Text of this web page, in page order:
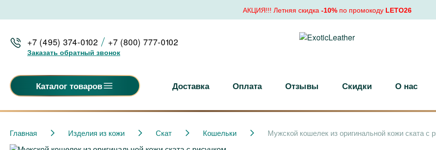
АКЦИЯ!!! Летняя скидка -10%по промокоду LETO26
+7 (495) 374-0102 +7 (800) 777-0102
Заказать обратный звонок
Каталог товаров Доставка Оплата Отзывы Скидки О нас
Главная Изделия из кожи Скат Кошельки Мужской кошелек из оригинальной кожи ската с